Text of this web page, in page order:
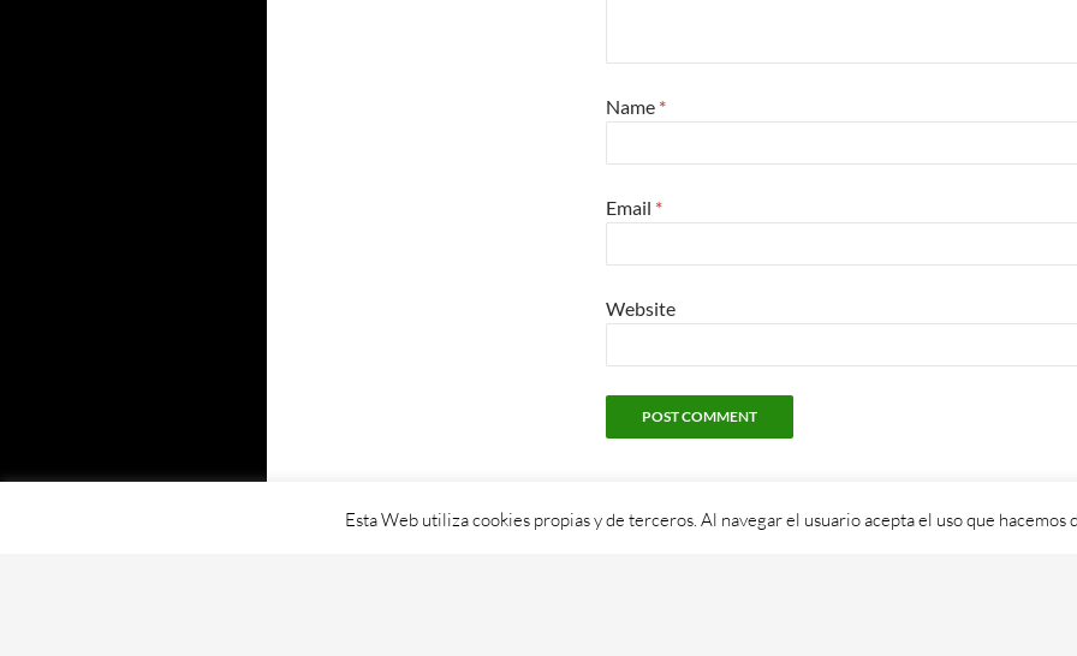
Name *
Email *
Website
Esta Web utiliza cookies propias y de terceros. Al navegar el usuario acepta el uso que hacemos